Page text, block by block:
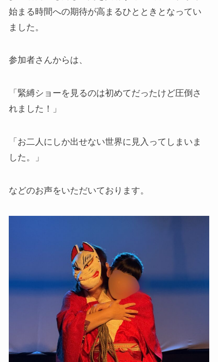
始まる時間への期待が高まるひとときとなってい
ました。
参加者さんからは、
「緊縛ショーを見るのは初めてだったけど圧倒さ
れました！」
「お二人にしか出せない世界に見入ってしまいま
した。」
などのお声をいただいております。